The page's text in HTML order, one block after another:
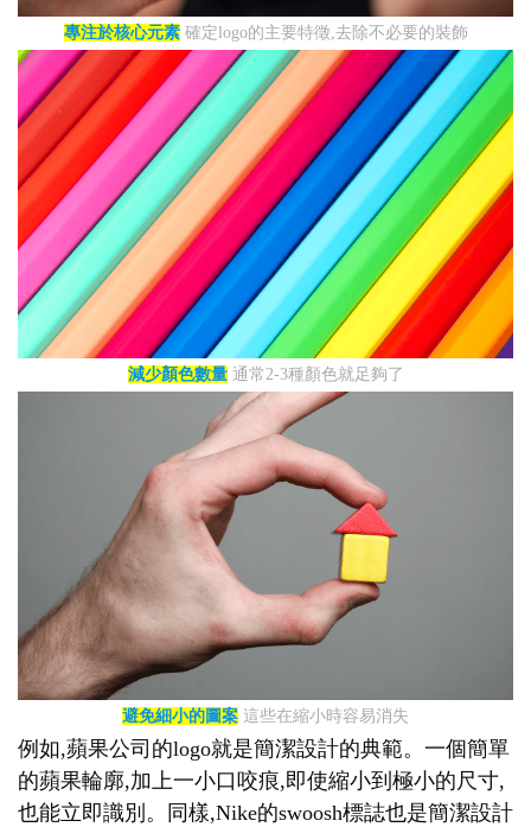
專注於核心元素確定logo的主要特徵,去除不必要的裝飾
減少顏色數量通常2-3種顏色就足夠了
避免細小的圖案 這些在縮小時容易消失
例如,蘋果公司的logo就是簡潔設計的典範。一個簡單
的蘋果輪廓,加上一小口咬痕,即使縮小到極小的尺寸,
也能立即識別。同樣,Nike的swoosh標誌也是簡潔設計